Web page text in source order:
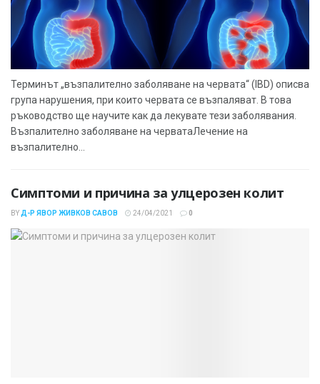
Терминът „възпалително заболяване на червата“ (IBD) описва
група нарушения, при които червата се възпаляват. В това
ръководство ще научите как да лекувате тези заболявания.
Възпалително заболяване на черватаЛечение на
възпалително...
Симптоми и причина за улцерозен колит
BY Д-Р ЯВОР ЖИВКОВ САВОВ 24/04/2021 0